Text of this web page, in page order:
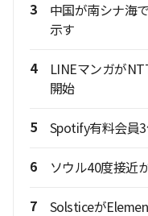
3
中国が南シナ海
示す
4
LINEマンガが
開始
5 Spotify有料会員
6 ソウル40度接近
7 Solsticeが